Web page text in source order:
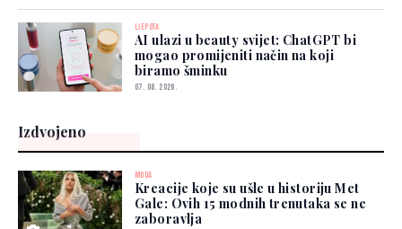
LJEPOTA
AI ulazi u beauty svijet: ChatGPT bi
mogao promijeniti način na koji
biramo šminku
07. 08. 2026.
Izdvojeno
MODA
Kreacije koje su ušle u historiju Met
Gale: Ovih 15 modnih trenutaka se ne
zaboravlja